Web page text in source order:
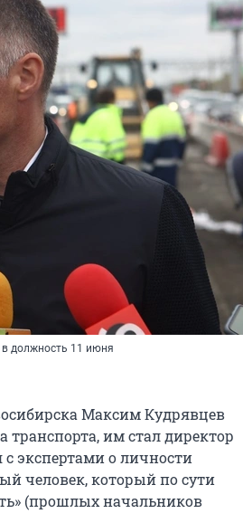
в должность 11 июня
Максим Кудрявцев
им стал директор
экспертами о личности
человек, который по сути
(прошлых начальников